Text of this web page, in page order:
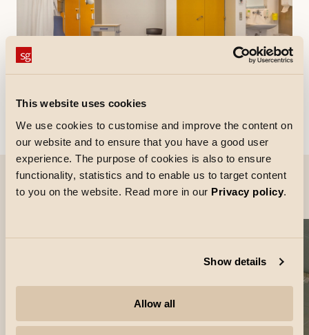
This website uses cookies
We use cookies to customise and improve the content on
our website and to ensure that you have a good user
experience. The purpose of cookies is also to ensure
functionality, statistics and to enable us to target content
to you on the website. Read more in our Privacy policy.
Show details
Allow all
Images du projet